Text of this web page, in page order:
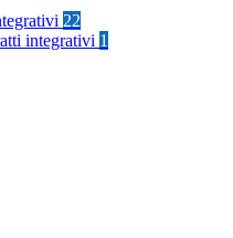
22
integrativi 1